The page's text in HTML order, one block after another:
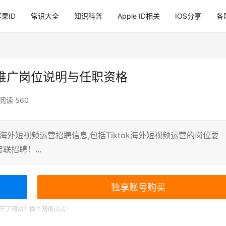
ID 常识大全 知识科普 Apple ID相关 IOS分享 各
岗位说明与任职资格
读 560
短视频运营招聘信息,包括Tiktok海外短视频运营的岗位要
招聘！...
独享账号购买
了网站？换个网络试试！